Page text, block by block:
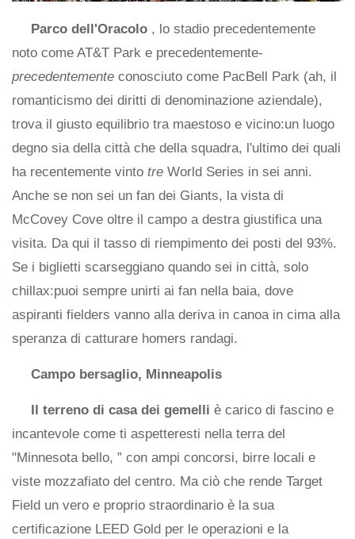
Parco dell'Oracolo , lo stadio precedentemente
noto come AT&T Park e precedentemente-
precedentemente conosciuto come PacBell Park (ah, il
romanticismo dei diritti di denominazione aziendale),
trova il giusto equilibrio tra maestoso e vicino:un luogo
degno sia della città che della squadra, l'ultimo dei quali
ha recentemente vinto tre World Series in sei anni.
Anche se non sei un fan dei Giants, la vista di
McCovey Cove oltre il campo a destra giustifica una
visita. Da qui il tasso di riempimento dei posti del 93%.
Se i biglietti scarseggiano quando sei in città, solo
chillax:puoi sempre unirti ai fan nella baia, dove
aspiranti fielders vanno alla deriva in canoa in cima alla
speranza di catturare homers randagi.
Campo bersaglio, Minneapolis
Il terreno di casa dei gemelli è carico di fascino e
incantevole come ti aspetteresti nella terra del
"Minnesota bello, ” con ampi concorsi, birre locali e
viste mozzafiato del centro. Ma ciò che rende Target
Field un vero e proprio straordinario è la sua
certificazione LEED Gold per le operazioni e la